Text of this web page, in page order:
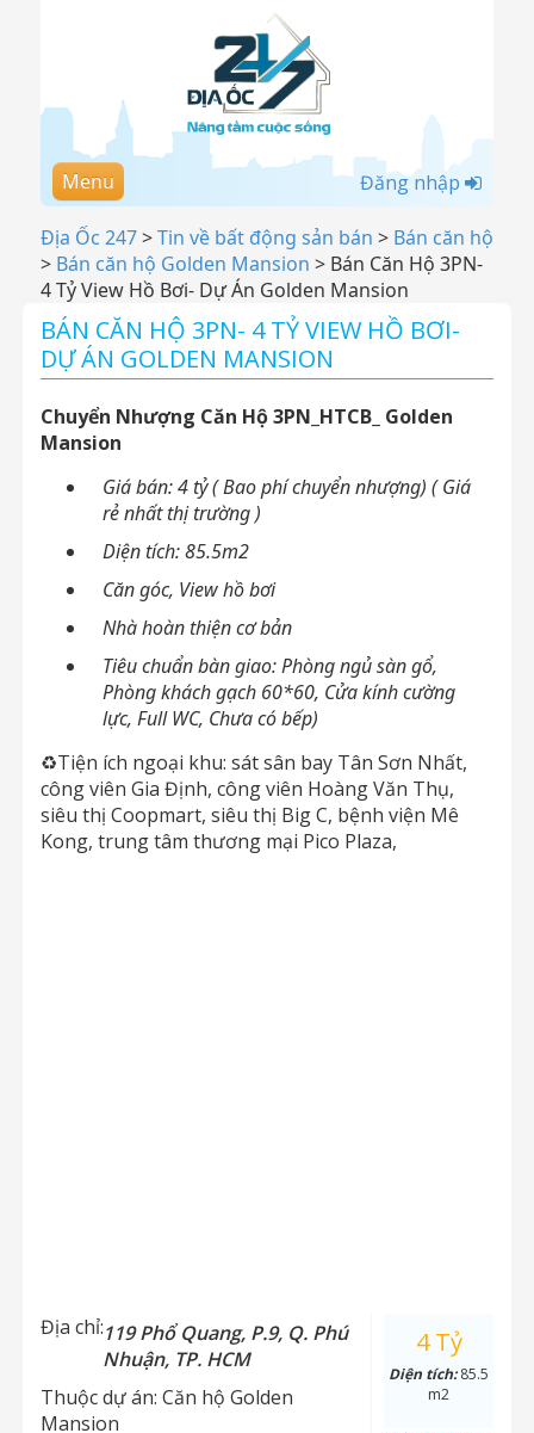
Menu Đăng nhập
Địa Ốc 247>Tin về bất động sản bán > Bán căn hộ
> Bán căn hộ Golden Mansion > Bán Căn Hộ 3PN-
4 Tỷ View Hồ Bơi- Dự Án Golden Mansion
BÁN CĂN HỘ 3PN- 4 TỶ VIEW HỒ BƠI-
DỰ ÁN GOLDEN MANSION
Chuyển Nhượng Căn Hộ 3PN_HTCB_ Golden
Mansion
Giá bán: 4 tỷ ( Bao phí chuyển nhượng) ( Giá
rẻ nhất thị trường )
Diện tích: 85.5m2
Căn góc, View hồ bơi
Nhà hoàn thiện cơ bản
Tiêu chuẩn bàn giao: Phòng ngủ sàn gổ,
Phòng khách gạch 60*60, Cửa kính cường
lực, Full WC, Chưa có bếp)
♻Tiện ích ngoại khu: sát sân bay Tân Sơn Nhất,
công viên Gia Định, công viên Hoàng Văn Thụ,
siêu thị Coopmart, siêu thị Big C, bệnh viện Mê
Kong, trung tâm thương mại Pico Plaza,
Địa chỉ:119 Phổ Quang, P.9, Q. Phú
Nhuận, TP. HCM
Thuộc dự án: Căn hộ Golden
Mansion
4 Tỷ
Diện tích:85.5
m2